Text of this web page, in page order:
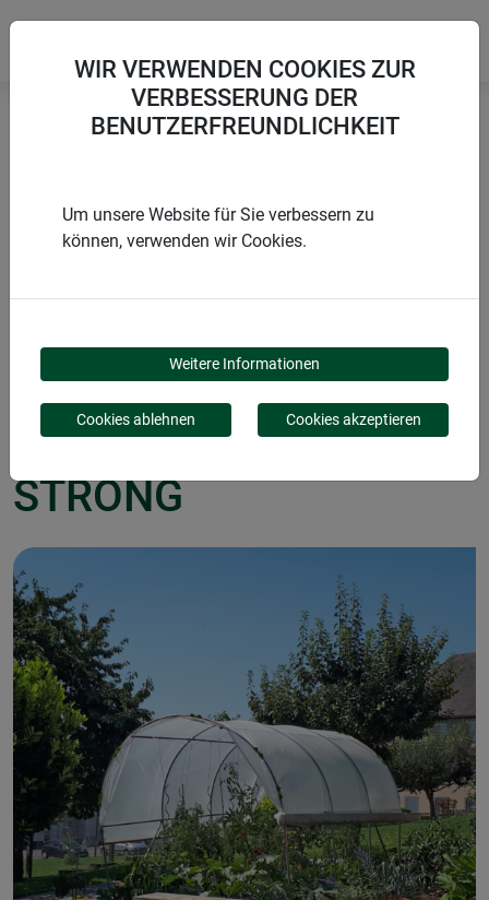
PRODUKTE
WACHSTUMS-FOLIE
TRANSPARENT
STRONG
WIR VERWENDEN COOKIES ZUR
VERBESSERUNG DER
BENUTZERFREUNDLICHKEIT
Um unsere Website für Sie verbessern zu
können, verwenden wir Cookies.
Weitere Informationen
Cookies ablehnen Cookies akzeptieren